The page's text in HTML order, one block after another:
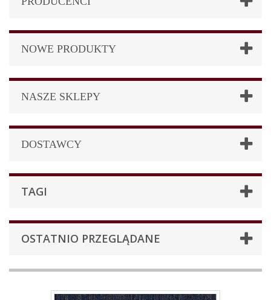
NOWE PRODUKTY
NASZE SKLEPY
DOSTAWCY
TAGI
OSTATNIO PRZEGLĄDANE